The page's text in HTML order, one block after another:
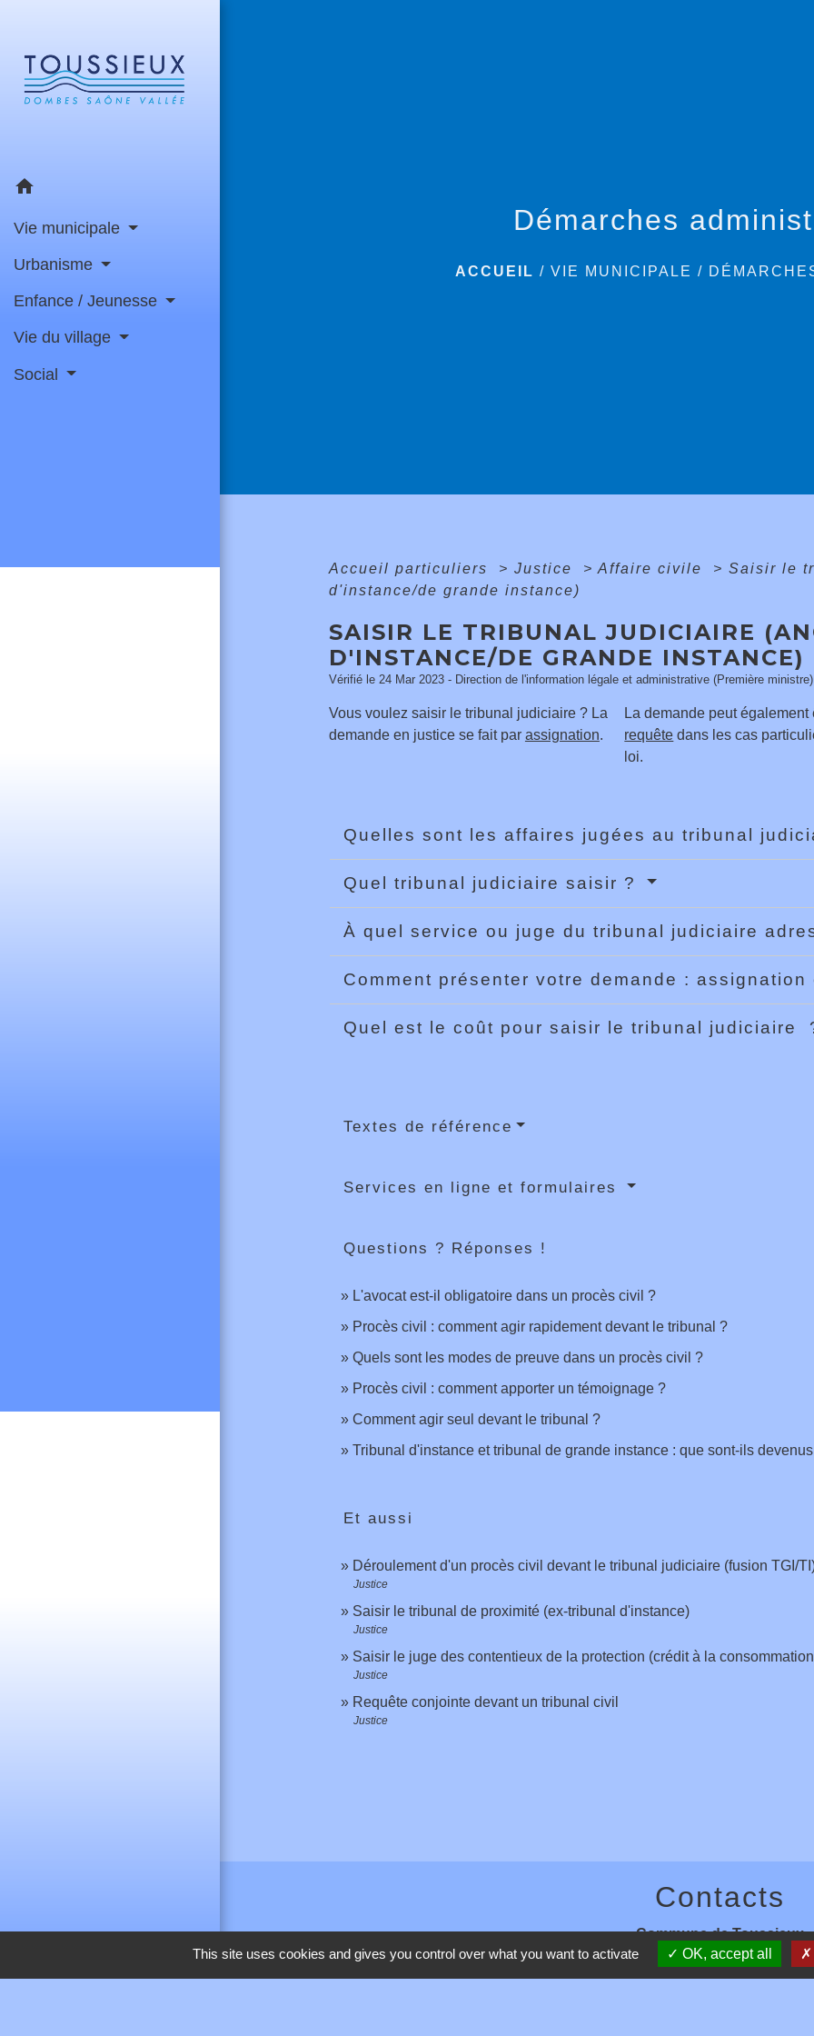
home
Vie municipale
Urbanisme
Enfance / Jeunesse
Vie du village
Social
Démarches
ACCUEIL /VIE MUNICIPALE /
Accueil particuliers > Justice > Affaire civile > Saisir le
d'instance/de grande instance)
SAISIR LE TRIBUNAL JUDICIAIRE
D'INSTANCE/DE GRANDE INSTANCE)
Vérifié le 24 Mar 2023 - Direction de l'information légale et administrative (Première ministre)
Vous voulez saisir le tribunal judiciaire ? La
demande en justice se fait par assignation.
La demande peut également
requête dans les cas
loi.
Quelles sont les affaires jugées au tribunal
Quel tribunal judiciaire saisir ?
À quel service ou juge du tribunal judiciaire
Comment présenter votre demande :
Quel est le coût pour saisir le tribunal judiciaire
Textes de référence
Services en ligne et formulaires
Questions ? Réponses !
L'avocat est-il obligatoire dans un procès civil ?
Procès civil : comment agir rapidement devant le tribunal ?
Quels sont les modes de preuve dans un procès civil ?
Procès civil : comment apporter un témoignage ?
Comment agir seul devant le tribunal ?
Tribunal d'instance et tribunal de grande instance : que sont-ils
Et aussi
Déroulement d'un procès civil devant le tribunal judiciaire (fusion TGI/
Justice
Saisir le tribunal de proximité (ex-tribunal d'instance)
Justice
Saisir le juge des contentieux de la protection (crédit à la
Justice
Requête conjointe devant un tribunal civil
Justice
Contacts
Commune de Toussieux
346, Route du Morbier
01600 Toussieux - FRANCE
This site uses cookies and gives you control over what you want to activate OK, accept all